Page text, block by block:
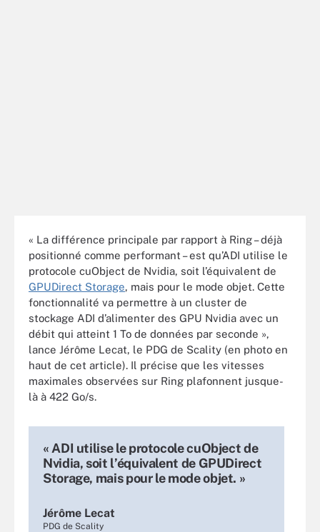
« La différence principale par rapport à Ring – déjà
positionné comme performant – est qu’ADI utilise le
protocole cuObject de Nvidia, soit l’équivalent de
GPUDirect Storage, mais pour le mode objet. Cette
fonctionnalité va permettre à un cluster de
stockage ADI d’alimenter des GPU Nvidia avec un
débit qui atteint 1 To de données par seconde »,
lance Jérôme Lecat, le PDG de Scality (en photo en
haut de cet article). Il précise que les vitesses
maximales observées sur Ring plafonnent jusque-
là à 422 Go/s.
« ADI utilise le protocole cuObject de
Nvidia, soit l’équivalent de GPUDirect
Storage, mais pour le mode objet. »
Jérôme Lecat
PDG de Scality